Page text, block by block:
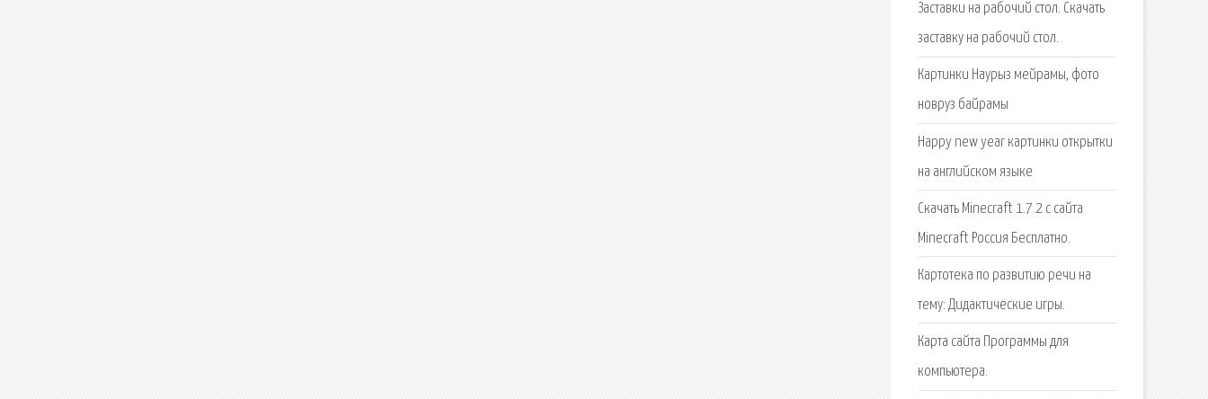
Заставки на рабочий стол. Скачать
заставку на рабочий стол.
Картинки Наурыз мейрамы, фото
новруз байрамы
Happy new year картинки открытки
на английском языке
Скачать Minecraft 1.7.2 с сайта
Minecraft Россия Бесплатно.
Картотека по развитию речи на
тему: Дидактические игры.
Карта сайта Программы для
компьютера.